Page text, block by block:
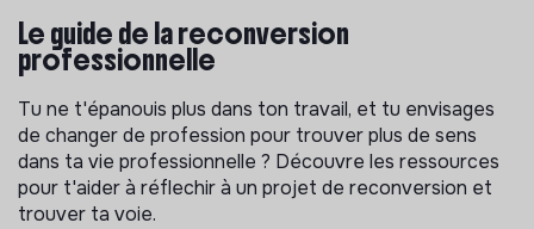
Le guide de la reconversion
professionnelle
Tu ne t'épanouis plus dans ton travail, et tu envisages
de changer de profession pour trouver plus de sens
dans ta vie professionnelle ? Découvre les ressources
pour t'aider à réflechir à un projet de reconversion et
trouver ta voie.